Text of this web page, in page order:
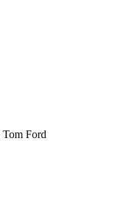
Tom Ford